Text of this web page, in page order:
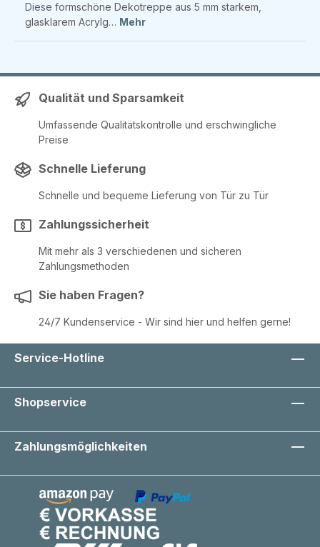
Diese formschöne Dekotreppe aus 5 mm starkem,
glasklarem Acrylg… Mehr
Qualität und Sparsamkeit
Umfassende Qualitätskontrolle und erschwingliche
Preise
Schnelle Lieferung
Schnelle und bequeme Lieferung von Tür zu Tür
Zahlungssicherheit
Mit mehr als 3 verschiedenen und sicheren
Zahlungsmethoden
Sie haben Fragen?
24/7 Kundenservice - Wir sind hier und helfen gerne!
Service-Hotline
Shopservice
Zahlungsmöglichkeiten